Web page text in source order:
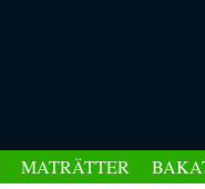
MATRÄTTER